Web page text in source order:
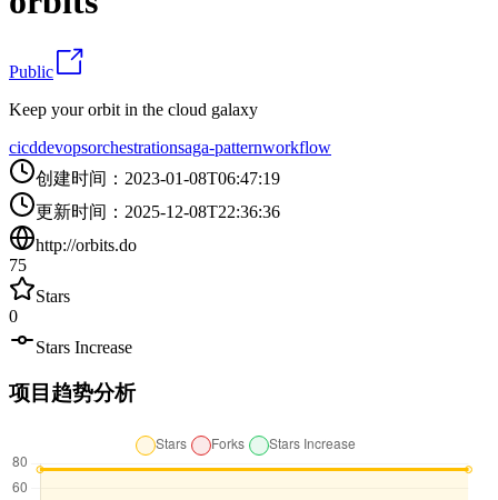
Public
Keep your orbit in the cloud galaxy
cicddevopsorchestrationsaga-patternworkflow
创建时间 ： 2023-01-08T06:47:19
更新时间 ： 2025-12-08T22:36:36
http://orbits.do
75
Stars
0
Stars Increase
项目趋势分析